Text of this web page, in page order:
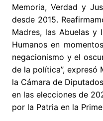
Memoria, Verdad y
desde 2015.
Madres, las Abuelas y
Humanos en
negacionismo y el
de la política”, expresó
la Cámara de
en las elecciones de
por la Patria en la